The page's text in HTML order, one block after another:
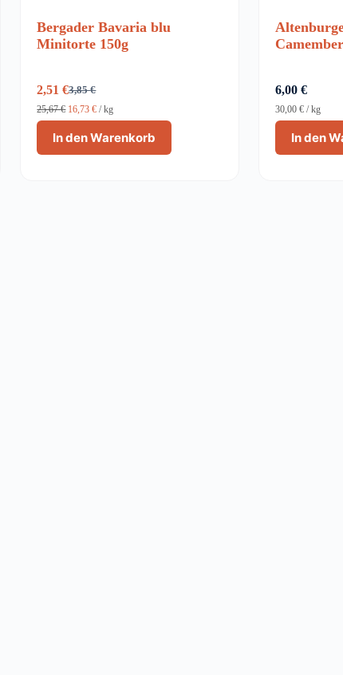
Bergader Bavaria blu
Minitorte 150g
3,85€
Ursprünglicher
Preis
war:
3,85 €
2,51€Aktueller
Preis
ist:
2,51 €.
In den Warenkorb
25,67€ 16,73€ /kg
6,00 €
In den
30,00 €/kg